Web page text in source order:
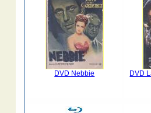
DVD Nebbie DVD